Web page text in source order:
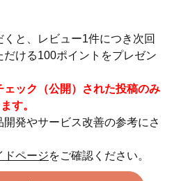
と、レビュー1件につき次回
ける100ポイントをプレゼン
ック（公開）された投稿のみ
す。
発やサービス改善の参考にさ
ドページをご確認ください。